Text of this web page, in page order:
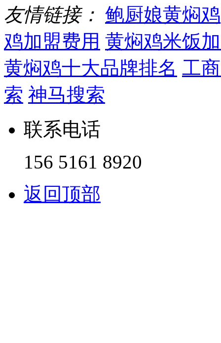
友情链接： 鲍厨娘黄焖鸡
鸡加盟费用 黄焖鸡米饭
黄焖鸡十大品牌排名 工
索 神马搜索
联系电话
156 5161 8920
返回顶部